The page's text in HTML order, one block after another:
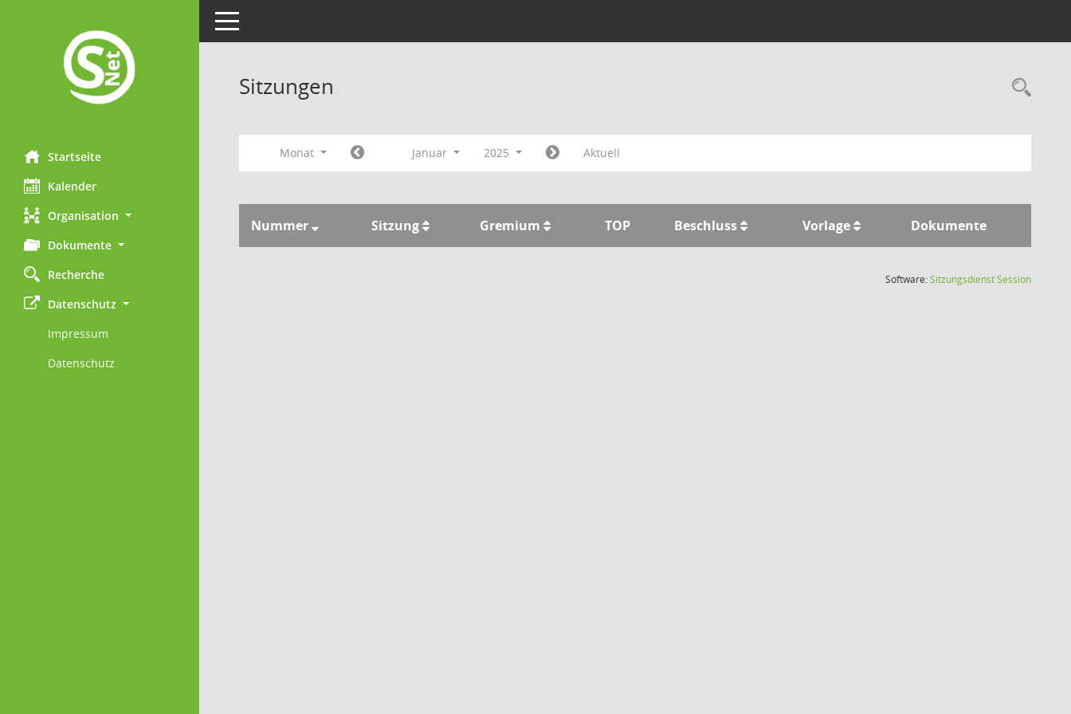
Startseite
Kalender
Organisation
Dokumente
Recherche
Datenschutz
Impressum
Datenschutz
Toggle navigation
Sitzungen
Monat Januar 2025 Aktuell
Nummer Sitzung Gremium TOP Beschluss Vorlage Dokumente
Software:SitzungsdienstSession(Wird in